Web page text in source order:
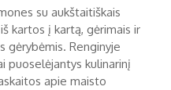
su aukštaitiškais
kartos į kartą, gėrimais ir
gėrybėmis. Renginyje
puoselėjantys kulinarinį
apie maisto